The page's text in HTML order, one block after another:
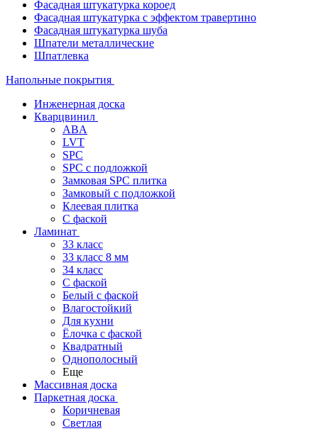
Фасадная штукатурка короед
Фасадная штукатурка с эффектом травертино
Фасадная штукатурка шуба
Шпатели металлические
Шпатлевка
Напольные покрытия
Инженерная доска
Кварцвинил
ABA
LVT
SPC
SPC с подложкой
Замковая SPC плитка
Замковый с подложкой
Клеевая плитка
С фаской
Ламинат
33 класс
33 класс 8 мм
34 класс
C фаской
Белый с фаской
Влагостойкий
Для кухни
Ёлочка с фаской
Квадратный
Однополосный
Еще
Массивная доска
Паркетная доска
Коричневая
Светлая